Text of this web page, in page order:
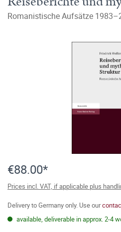
Romanistische Aufsätze
€88.00*
Prices incl. VAT, if applicable plus
Delivery to Germany only. Use our
available, deliverable in approx. 2-4